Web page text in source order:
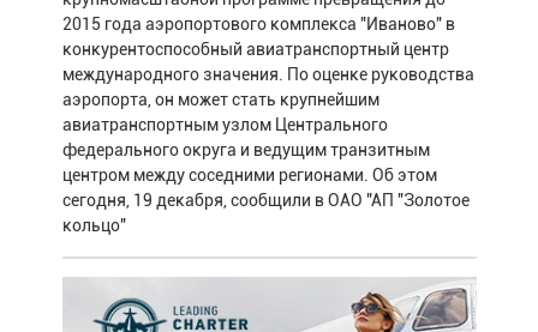
2015 года аэропортового комплекса "Иваново" в
конкурентоспособный авиатранспортный центр
международного значения. По оценке руководства
аэропорта, он может стать крупнейшим
авиатранспортным узлом Центрального
федерального округа и ведущим транзитным
центром между соседними регионами. Об этом
сегодня, 19 декабря, сообщили в ОАО "АП "Золотое
кольцо"